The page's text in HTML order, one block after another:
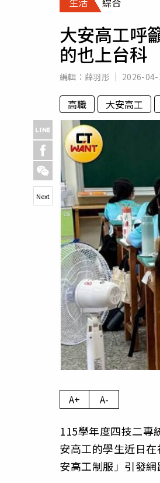
大安高工呼
的也上台科
編輯： 薛羽彤 2026-
高職 大安高工
Next
A+ A-
115學年度四技二專
安高工的學生近日在
安高工制服」引發網